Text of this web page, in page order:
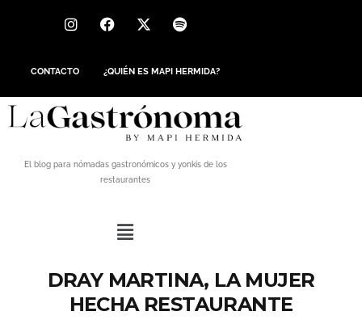
CONTACTO ¿QUIÉN ES MAPI HERMIDA?
El blog para nómadas gastronómicos y yonkis de los
restaurantes
DRAY MARTINA, LA MUJER
HECHA RESTAURANTE